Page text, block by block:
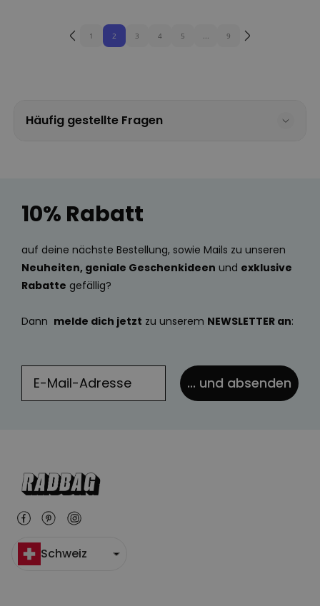
1 2 3 4 5 ... 9
Häufig gestellte Fragen
10% Rabatt
auf deine nächste Bestellung, sowie Mails zu unseren
Neuheiten, geniale Geschenkideen und exklusive
Rabatte gefällig?
Dann melde dich jetzt zu unserem NEWSLETTER an:
... und absenden
Schweiz